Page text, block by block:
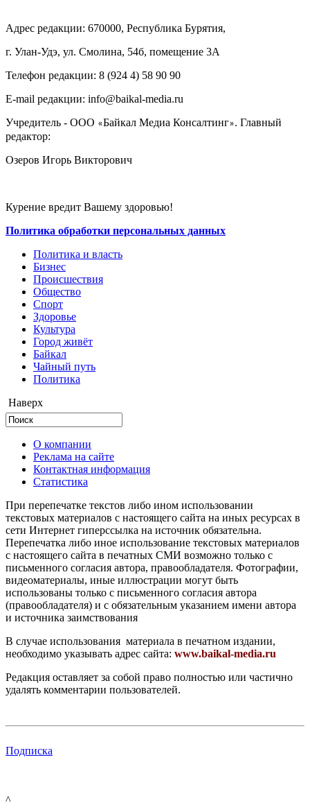
Адрес редакции: 670000, Республика Бурятия,
г. Улан-Удэ, ул. Смолина, 54б, помещение 3А
Телефон редакции: ‎‎8 (924 4) 58 90 90
E-mail редакции: info@baikal-media.ru
Учредитель - ООО «Байкал Медиа Консалтинг». Главный
редактор:
Озеров Игорь Викторович
Курение вредит Вашему здоровью!
Политика обработки персональных данных
Политика и власть
Бизнес
Происшествия
Общество
Cпорт
Здоровье
Культура
Город живёт
Байкал
Чайный путь
Политика
Наверх
О компании
Реклама на сайте
Контактная информация
Статистика
При перепечатке текстов либо ином использовании
текстовых материалов с настоящего сайта на иных ресурсах в
сети Интернет гиперссылка на источник обязательна.
Перепечатка либо иное использование текстовых материалов
с настоящего сайта в печатных СМИ возможно только с
письменного согласия автора, правообладателя. Фотографии,
видеоматериалы, иные иллюстрации могут быть
использованы только с письменного согласия автора
(правообладателя) и с обязательным указанием имени автора
и источника заимствования
В случае использования материала в печатном издании,
необходимо указывать адрес сайта: www.baikal-media.ru
Редакция оставляет за собой право полностью или частично
удалять комментарии пользователей.
Подписка
^